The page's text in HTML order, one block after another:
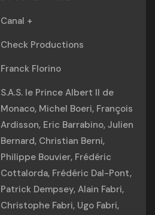
Canal +
Check Productions
Franck Florino
S.A.S. le Prince Albert II de
Monaco, Michel Boeri, François
Ardisson, Eric Barrabino, Julien
Bernard, Christian Berni,
Philippe Bouvier, Frédéric
Cottalorda, Frédéric Dal-Pont,
Patrick Dempsey, Alain Fabri,
Christophe Fabri, Ugo Fabri,